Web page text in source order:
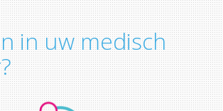
in uw medisch